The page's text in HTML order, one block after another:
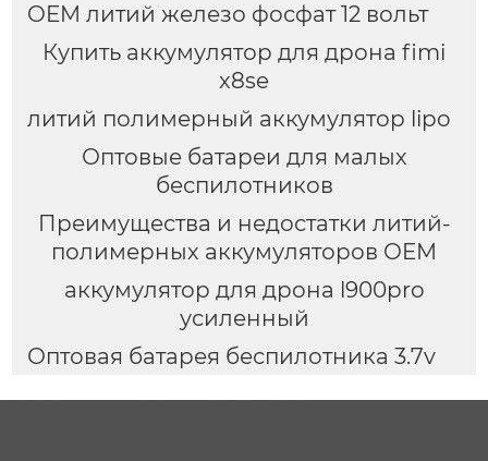
OEM литий железо фосфат 12 вольт
Купить аккумулятор для дрона fimi
x8se
литий полимерный аккумулятор lipo
Оптовые батареи для малых
беспилотников
Преимущества и недостатки литий-
полимерных аккумуляторов OEM
аккумулятор для дрона l900pro
усиленный
Оптовая батарея беспилотника 3.7v